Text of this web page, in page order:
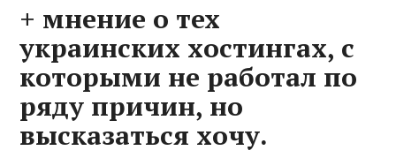
+ мнение о тех
украинских хостингах, с
которыми не работал по
ряду причин, но
высказаться хочу.